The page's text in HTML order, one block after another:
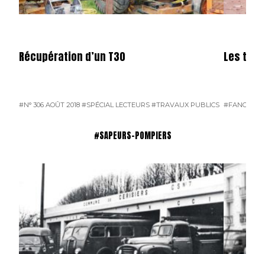
Récupération d’un T30
#N° 306 AOÛT 2018 #SPÉCIAL LECTEURS #TRAVAUX PUBLICS
Les
#FANGEAT
#SAPEURS-POMPIERS